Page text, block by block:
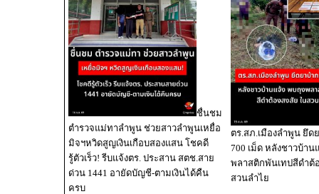
ชื่นชม
ตำรวจแม่ทาลำพูน ช่วยสาวลำพูนเหยื่อ
มิจฯหวิดสูญเงินเกือบสองแสน โชคดี
รู้ตัวเร็ว! รีบแจ้งตร. ประสาน สตช.สาย
ด่วน 1441 อายัดบัญชี-ตามเงินได้คืน
ครบ
ตร.สภ.เมืองลำพูน ยึด
700 เม็ด หลังชาวบ้าน
พลาสติกพันเทปสีดำต้
สวนลำไย